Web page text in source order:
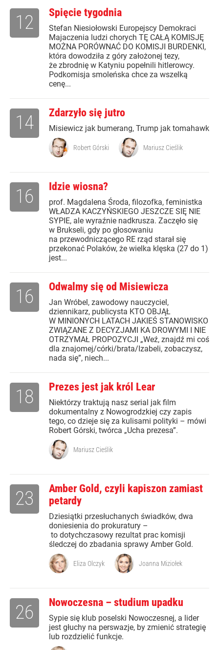
Spięcie tygodnia
Stefan Niesiołowski Europejscy Demokraci
Majaczenia ludzi chorych TĘ CAŁĄ KOMISJĘ
MOŻNA PORÓWNAĆ DO KOMISJI BURDENKI,
która dowodziła z góry założonej tezy,
że zbrodnię w Katyniu popełnili hitlerowcy.
Podkomisja smoleńska chce za wszelką
cenę...
12
Zdarzyło się jutro
Misiewicz jak bumerang, Trump jak tomahawk
14
Robert Górski Mariusz Cieślik
Idzie wiosna?
prof. Magdalena Środa, filozofka, feministka
WŁADZA KACZYŃSKIEGO JESZCZE SIĘ NIE
SYPIE, ale wyraźnie nadkrusza. Zaczęło się
w Brukseli, gdy po głosowaniu
na przewodniczącego RE rząd starał się
przekonać Polaków, że wielka klęska (27 do 1)
jest...
16
Odwalmy się od Misiewicza
Jan Wróbel, zawodowy nauczyciel,
dziennikarz, publicysta KTO OBJĄŁ
W MINIONYCH LATACH JAKIEŚ STANOWISKO
ZWIĄZANE Z DECYZJAMI KA DROWYMI I NIE
OTRZYMAŁ PROPOZYCJI „Weź, znajdź mi coś
dla znajomej/córki/brata/Izabeli, zobaczysz,
nada się”, niech...
16
Prezes jest jak król Lear
Niektórzy traktują nasz serial jak film
dokumentalny z Nowogrodzkiej czy zapis
tego, co dzieje się za kulisami polityki – mówi
Robert Górski, twórca „Ucha prezesa”.
18
Mariusz Cieślik
Amber Gold, czyli kapiszon zamiast
petardy
Dziesiątki przesłuchanych świadków, dwa
doniesienia do prokuratury –
to dotychczasowy rezultat prac komisji
śledczej do zbadania sprawy Amber Gold.
23
Eliza Olczyk Joanna Miziołek
Nowoczesna – studium upadku
Sypie się klub poselski Nowoczesnej, a lider
jest głuchy na perswazje, by zmienić strategię
lub rozdzielić funkcje.
26